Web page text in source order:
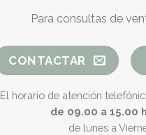
Para consultas de
CONTACTAR
El horario de atención
de 09.00 a 15.00
de lunes a